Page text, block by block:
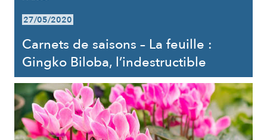
27/05/2020
Carnets de saisons – La feuille :
Gingko Biloba, l’indestructible